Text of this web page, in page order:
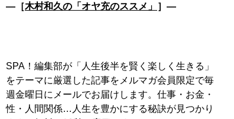
―［木村和久の「オヤ充のススメ」 ］―
SPA！編集部が「人生後半を賢く楽しく生きる」
をテーマに厳選した記事をメルマガ会員限定で毎
週金曜日にメールでお届けします。仕事・お金・
性・人間関係…人生を豊かにする秘訣が見つかり